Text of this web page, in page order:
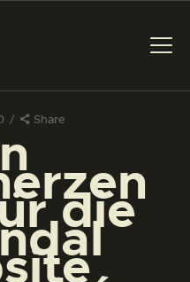
Share
die